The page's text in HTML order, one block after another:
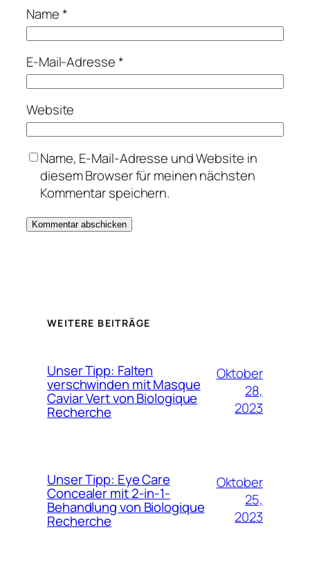
Name*
E-Mail-Adresse*
Website
Name, E-Mail-Adresse und Website in
diesem Browser für meinen nächsten
Kommentar speichern.
WEITERE BEITRÄGE
Unser Tipp: Falten
verschwinden mit Masque
Caviar Vert von Biologique
Recherche
Oktober
28,
2023
Unser Tipp: Eye Care
Concealer mit 2-in-1-
Behandlung von Biologique
Recherche
Oktober
25,
2023